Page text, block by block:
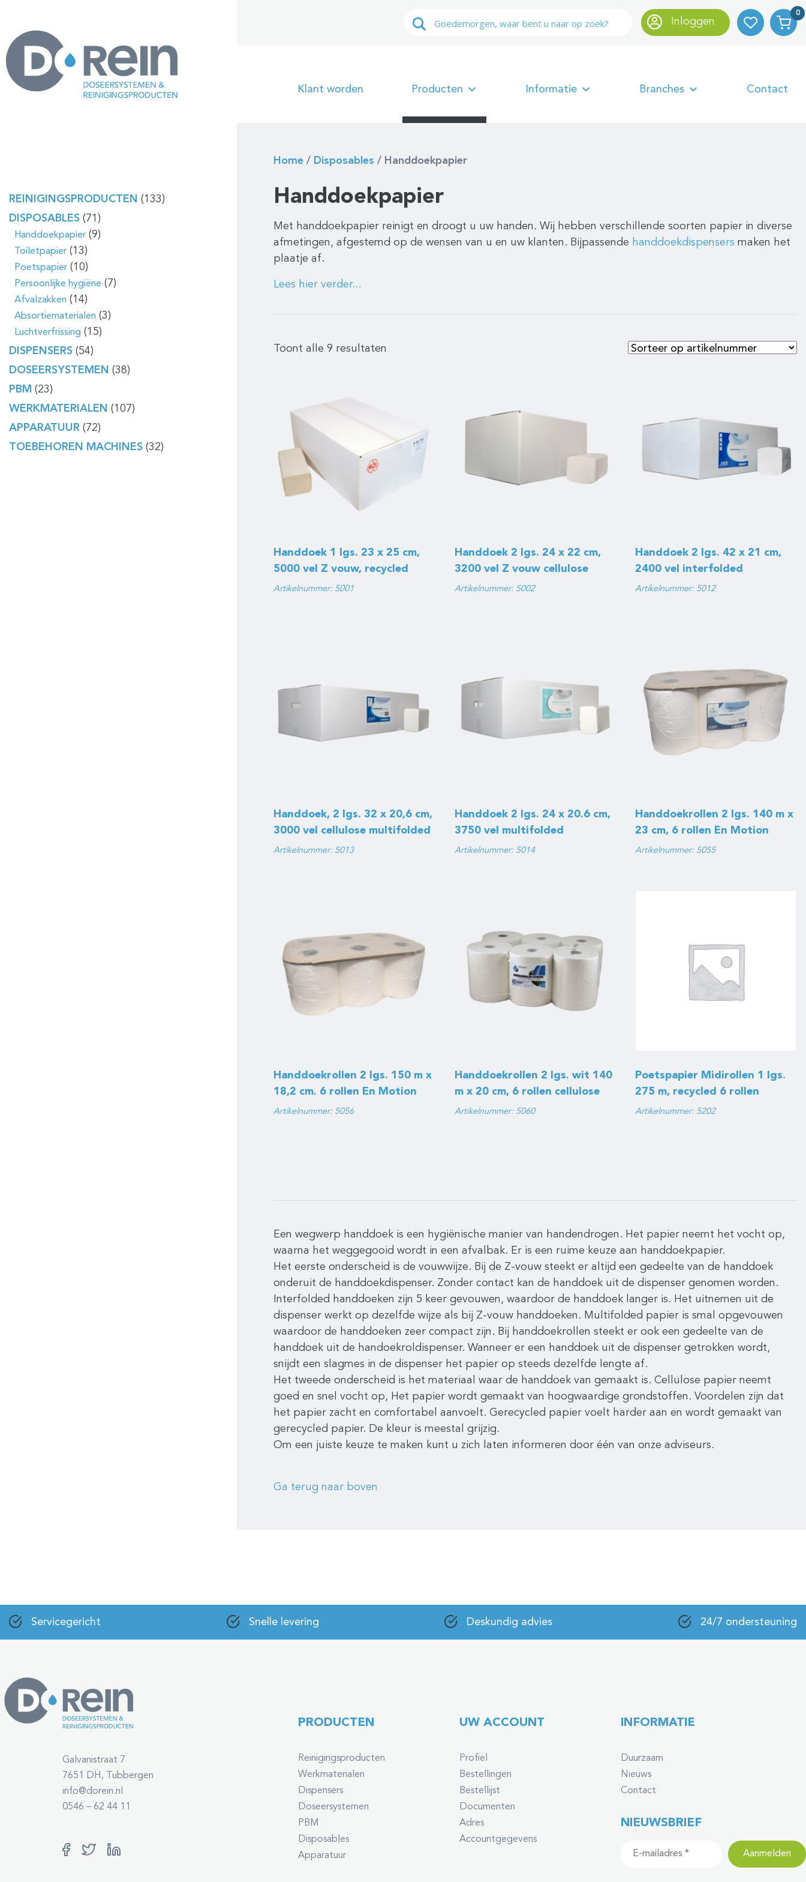
0
Inloggen
Klant worden Producten Informatie Branches Contact
REINIGINGSPRODUCTEN (133)
DISPOSABLES (71)
Handdoekpapier (9)
Toiletpapier (13)
Poetspapier (10)
Persoonlijke hygiëne (7)
Afvalzakken (14)
Absortiematerialen (3)
Luchtverfrissing (15)
DISPENSERS (54)
DOSEERSYSTEMEN (38)
PBM (23)
WERKMATERIALEN (107)
APPARATUUR (72)
TOEBEHOREN MACHINES (32)
Home / Disposables / Handdoekpapier
Handdoekpapier
Met handdoekpapier reinigt en droogt u uw handen. Wij hebben verschillende soorten papier in diverse
afmetingen, afgestemd op de wensen van u en uw klanten. Bijpassende handdoekdispensers maken het
plaatje af.
Lees hier verder...
Toont alle 9 resultaten
Handdoek 1 lgs. 23 x 25 cm,
5000 vel Z vouw, recycled
Artikelnummer: 5001
Handdoek 2 lgs. 24 x 22 cm,
3200 vel Z vouw cellulose
Artikelnummer: 5002
Handdoek 2 lgs. 42 x 21 cm,
2400 vel interfolded
Artikelnummer: 5012
Handdoek, 2 lgs. 32 x 20,6 cm,
3000 vel cellulose multifolded
Artikelnummer: 5013
Handdoek 2 lgs. 24 x 20.6 cm,
3750 vel multifolded
Artikelnummer: 5014
Handdoekrollen 2 lgs. 140 m x
23 cm, 6 rollen En Motion
Artikelnummer: 5055
Handdoekrollen 2 lgs. 150 m x
18,2 cm. 6 rollen En Motion
Impuls
Artikelnummer: 5056
Handdoekrollen 2 lgs. wit 140
m x 20 cm, 6 rollen cellulose
Artikelnummer: 5060
Poetspapier Midirollen 1 lgs.
275 m, recycled 6 rollen
Artikelnummer: 5202
Een wegwerp handdoek is een hygiënische manier van handendrogen. Het papier neemt het vocht op,
waarna het weggegooid wordt in een afvalbak. Er is een ruime keuze aan handdoekpapier.
Het eerste onderscheid is de vouwwijze. Bij de Z-vouw steekt er altijd een gedeelte van de handdoek
onderuit de handdoekdispenser. Zonder contact kan de handdoek uit de dispenser genomen worden.
Interfolded handdoeken zijn 5 keer gevouwen, waardoor de handdoek langer is. Het uitnemen uit de
dispenser werkt op dezelfde wijze als bij Z-vouw handdoeken. Multifolded papier is smal opgevouwen
waardoor de handdoeken zeer compact zijn. Bij handdoekrollen steekt er ook een gedeelte van de
handdoek uit de handoekroldispenser. Wanneer er een handdoek uit de dispenser getrokken wordt,
snijdt een slagmes in de dispenser het papier op steeds dezelfde lengte af.
Het tweede onderscheid is het materiaal waar de handdoek van gemaakt is. Cellulose papier neemt
goed en snel vocht op, Het papier wordt gemaakt van hoogwaardige grondstoffen. Voordelen zijn dat
het papier zacht en comfortabel aanvoelt. Gerecycled papier voelt harder aan en wordt gemaakt van
gerecycled papier. De kleur is meestal grijzig.
Om een juiste keuze te maken kunt u zich laten informeren door één van onze adviseurs.
Ga terug naar boven
Servicegericht Snelle levering Deskundig advies 24/7 ondersteuning
Galvanistraat 7
7651 DH, Tubbergen
info@dorein.nl
0546 – 62 44 11
PRODUCTEN
Reinigingsproducten
Werkmaterialen
Dispensers
Doseersystemen
PBM
Disposables
Apparatuur
UW ACCOUNT
Profiel
Bestellingen
Bestellijst
Documenten
Adres
Accountgegevens
INFORMATIE
Duurzaam
Nieuws
Contact
NIEUWSBRIEF